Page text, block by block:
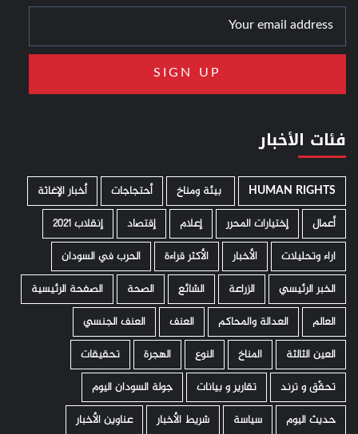
فئات الأخبار
HUMAN RIGHTS ­ بيئة ومناخ أحتجاجات
أخبار الإغاثة
أعمال
إختيارات المحرر إعلام إقتصاد
إنقلاب 2021
اراء وتحليلات
الأخبار الأكثر قراءة
الحرب في السودان
الخبر الرئيسي
الزراعة الشائع الصحة
الصفحة الرئيسية
العالم
العدالة والمحاكم العنف
العنف الجنسي
العين الثالثة
المناخ النوع الهجرة
تحقيقات
تحقّق و ترند
تقارير و بيانات
جولة السودان اليوم
حديث اليوم
سياسة شريط الأخبار عناوين الأخبار